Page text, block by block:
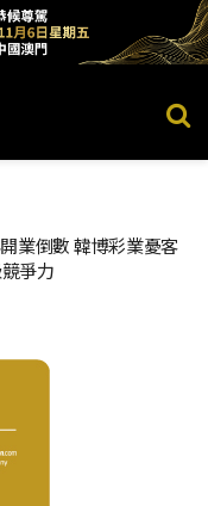
業倒數 韓博彩業憂客
爭力